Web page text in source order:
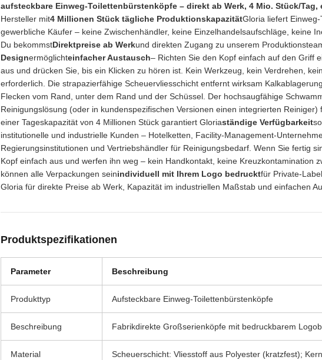
aufsteckbare Einweg-Toilettenbürstenköpfe – direkt ab Werk, 4 Mio. Stück/Tag,
Hersteller mit4 Millionen Stück tägliche ProduktionskapazitätGloria liefert
gewerbliche Käufer – keine Zwischenhändler, keine Einzelhandelsaufschläge, keine
Du bekommstDirektpreise ab Werkund direkten Zugang zu unserem
Designermöglichteinfacher Austausch– Richten Sie den Kopf einfach auf den Griff
aus und drücken Sie, bis ein Klicken zu hören ist. Kein Werkzeug, kein Verdrehen,
erforderlich. Die strapazierfähige Scheuervliesschicht entfernt wirksam
Flecken vom Rand, unter dem Rand und der Schüssel. Der hochsaugfähige
Reinigungslösung (oder in kundenspezifischen Versionen einen integrierten
einer Tageskapazität von 4 Millionen Stück garantiert Gloriaständige Verfügbarkeit
institutionelle und industrielle Kunden – Hotelketten, Facility-Management-
Regierungsinstitutionen und Vertriebshändler für Reinigungsbedarf. Wenn Sie fertig
Kopf einfach aus und werfen ihn weg – kein Handkontakt, keine Kreuzkontamination
können alle Verpackungen seinindividuell mit Ihrem Logo bedrucktfür Private-
Gloria für direkte Preise ab Werk, Kapazität im industriellen Maßstab und einfachen
Produktspezifikationen
Parameter Beschreibung
Produkttyp Aufsteckbare Einweg-Toilettenbürstenköpfe
Beschreibung Fabrikdirekte Großserienköpfe mit bedruckbarem
Material
Scheuerschicht: Vliesstoff aus Polyester (kratzfest);